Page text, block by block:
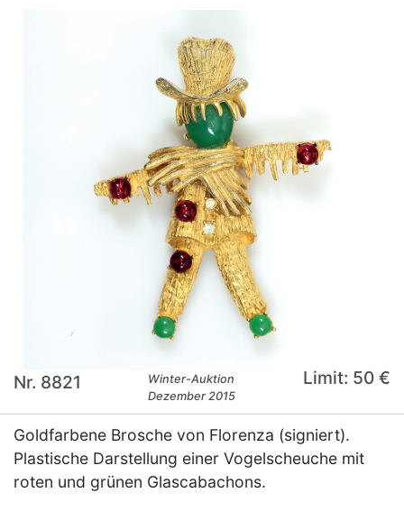
Nr. 8821
Winter-Auktion
Dezember 2015
Limit: 50 €
Goldfarbene Brosche von Florenza (signiert).
Plastische Darstellung einer Vogelscheuche mit
roten und grünen Glascabachons.